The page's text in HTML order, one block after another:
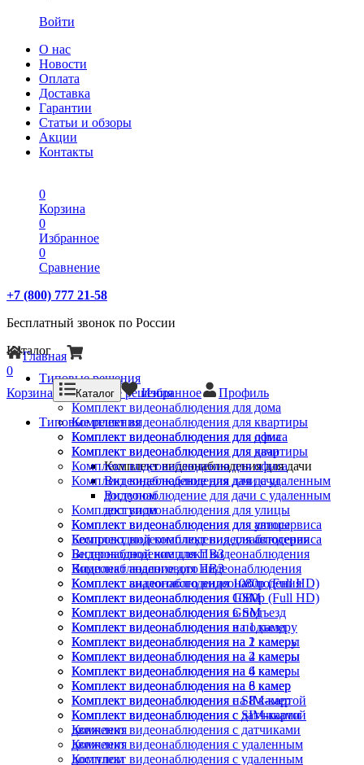
Войти
О нас
Новости
Оплата
Доставка
Гарантии
Статьи и обзоры
Акции
Контакты
0
Корзина
0
Избранное
0
Сравнение
+7 (800) 777 21-58
Бесплатный звонок по России
Каталог
Типовые решения
Типовые решения
Комплект видеонаблюдения для дома
Комплект видеонаблюдения для квартиры
Комплект видеонаблюдения для офиса
Комплект видеонаблюдения для дачи
Комплект видеонаблюдения для дачи
Видеонаблюдение для дачи с удаленным
доступом
Комплект видеонаблюдения для улицы
Комплект видеонаблюдения для автосервиса
Беспроводной комплект видеонаблюдения
Видеонаблюдение для ПВЗ
Комплект аналогового видеонаблюдения
Комплект видеонаблюдения 1080p (Full HD)
Комплект видеонаблюдения GSM
Комплект видеонаблюдения в подъезд
Комплект видеонаблюдения на 1 камеру
Комплект видеонаблюдения на 2 камеры
Комплект видеонаблюдения на 4 камеры
Комплект видеонаблюдения на 6 камер
Комплект видеонаблюдения на 8 камер
Комплект видеонаблюдения с SIM-картой
Комплект видеонаблюдения с датчиками
движения
Комплект видеонаблюдения с удаленным
доступом
Главная
0
Корзина
Каталог Избранное Профиль
Типовые решения
Комплект видеонаблюдения для дома
Комплект видеонаблюдения для квартиры
Комплект видеонаблюдения для офиса
Комплект видеонаблюдения для дачи
Видеонаблюдение для дачи с удаленным
доступом
Комплект видеонаблюдения для улицы
Комплект видеонаблюдения для автосервиса
Беспроводной комплект видеонаблюдения
Видеонаблюдение для ПВЗ
Комплект аналогового видеонаблюдения
Комплект видеонаблюдения 1080p (Full HD)
Комплект видеонаблюдения GSM
Комплект видеонаблюдения в подъезд
Комплект видеонаблюдения на 1 камеру
Комплект видеонаблюдения на 2 камеры
Комплект видеонаблюдения на 4 камеры
Комплект видеонаблюдения на 6 камер
Комплект видеонаблюдения на 8 камер
Комплект видеонаблюдения с SIM-картой
Комплект видеонаблюдения с датчиками
движения
Комплект видеонаблюдения с удаленным